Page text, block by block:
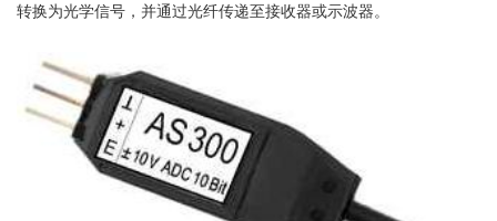
转换为光学信号，并通过光纤传递至接收器或示波器。